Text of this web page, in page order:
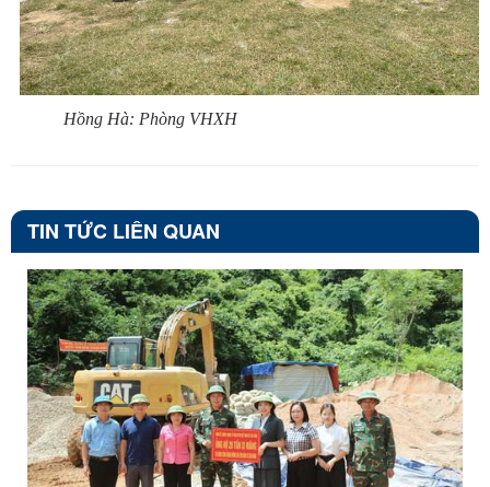
Hồng Hà: Phòng VHXH
TIN TỨC LIÊN QUAN